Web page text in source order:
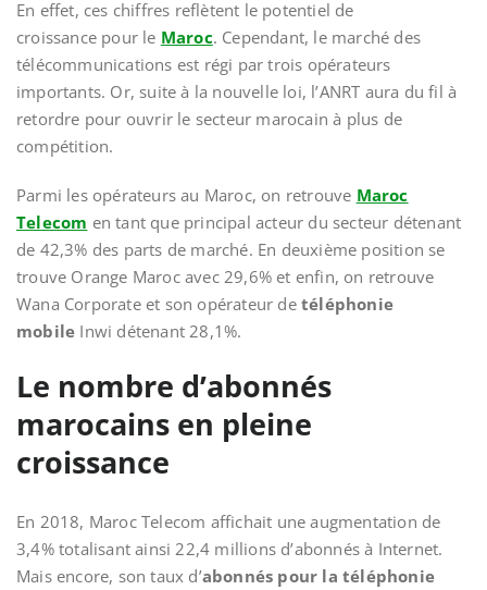
En effet, ces chiffres reflètent le potentiel de
croissance pour le Maroc. Cependant, le marché des
télécommunications est régi par trois opérateurs
importants. Or, suite à la nouvelle loi, l’ANRT aura du fil à
retordre pour ouvrir le secteur marocain à plus de
compétition.
Parmi les opérateurs au Maroc, on retrouve Maroc
Telecom en tant que principal acteur du secteur détenant
de 42,3% des parts de marché. En deuxième position se
trouve Orange Maroc avec 29,6% et enfin, on retrouve
Wana Corporate et son opérateur de téléphonie
mobile Inwi détenant 28,1%.
Le nombre d’abonnés
marocains en pleine
croissance
En 2018, Maroc Telecom affichait une augmentation de
3,4% totalisant ainsi 22,4 millions d’abonnés à Internet.
Mais encore, son taux d’abonnés pour la téléphonie